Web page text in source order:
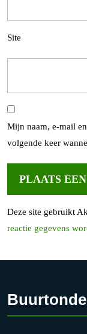
Site
Mijn naam, e-mail
volgende keer
Deze site gebruikt
reactie gegevens